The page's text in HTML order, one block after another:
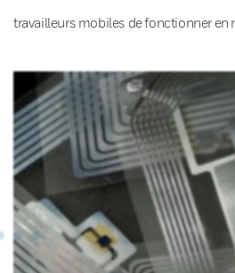
travailleurs mobiles de fonctionner en